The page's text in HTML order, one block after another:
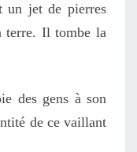
un jet de pierres
terre. Il tombe la
des gens à son
de ce vaillant